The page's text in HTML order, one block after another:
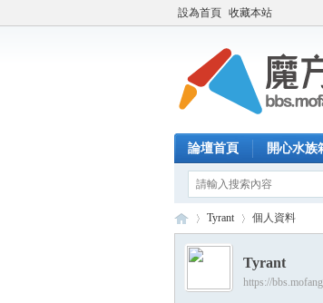
設為首頁 收藏本站
論壇首頁 開心水族
›
Tyrant 個人資料
Tyrant
https://